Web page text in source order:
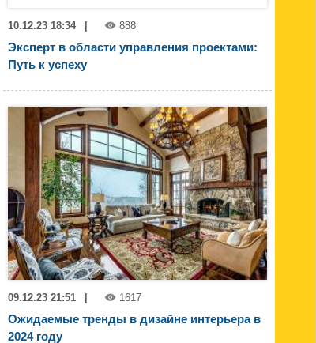
10.12.23 18:34 888
Эксперт в области управления проектами:
Путь к успеху
09.12.23 21:51 1617
Ожидаемые тренды в дизайне интерьера в
2024 году